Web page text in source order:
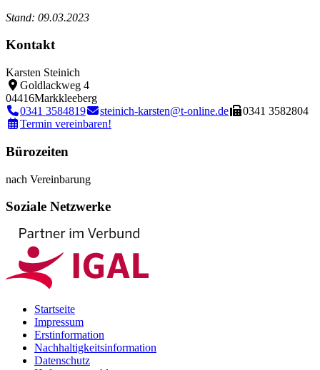
Stand: 09.03.2023
Kontakt
Karsten Steinich
Goldlackweg 4
04416Markkleeberg
0341 3584819
steinich-karsten@t-online.de
0341 3582804
Termin vereinbaren!
Bürozeiten
nach Vereinbarung
Soziale Netzwerke
Startseite
Impressum
Erstinformation
Nachhaltigkeitsinformation
Datenschutz